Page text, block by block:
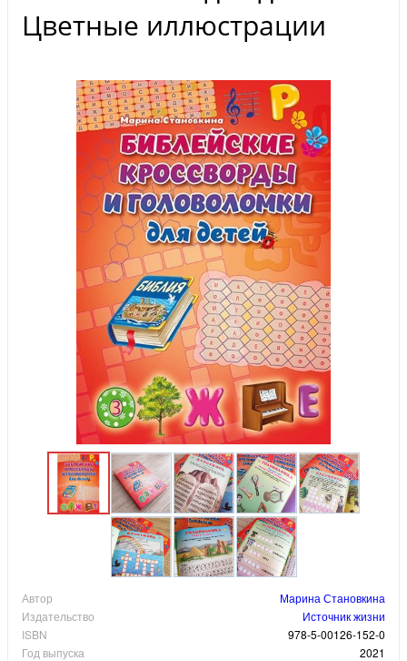
Цветные иллюстрации
Автор
Марина Становкина
Издательство
Источник жизни
ISBN
978-5-00126-152-0
Год выпуска
2021